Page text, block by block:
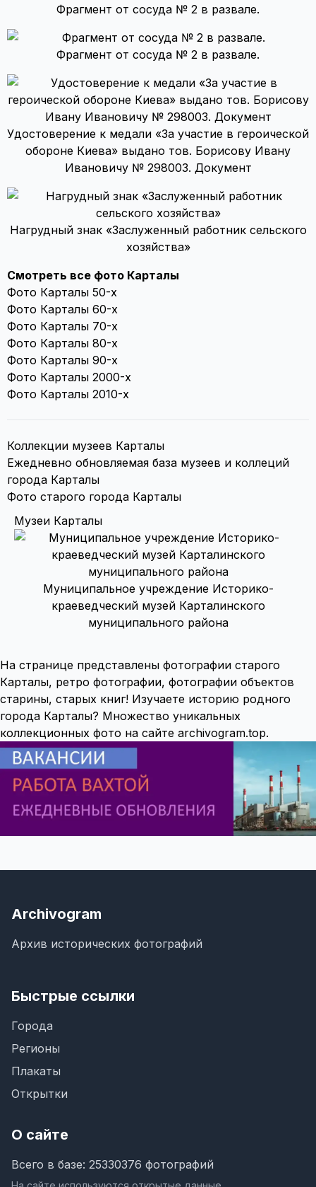
Фрагмент от сосуда № 2 в развале.
Фрагмент от сосуда № 2 в развале.
Удостоверение к медали «За участие в героической
обороне Киева» выдано тов. Борисову Ивану
Ивановичу № 298003. Документ
Нагрудный знак «Заслуженный работник сельского
хозяйства»
Смотреть все фото Карталы
Фото Карталы 50-х
Фото Карталы 60-х
Фото Карталы 70-х
Фото Карталы 80-х
Фото Карталы 90-х
Фото Карталы 2000-х
Фото Карталы 2010-х
Коллекции музеев Карталы
Ежедневно обновляемая база музеев и коллеций
города Карталы
Фото старого города Карталы
Музеи Карталы
Муниципальное учреждение Историко-
краеведческий музей Карталинского
муниципального района
На странице представлены фотографии старого
Карталы, ретро фотографии, фотографии объектов
старины, старых книг! Изучаете историю родного
города Карталы? Множество уникальных
коллекционных фото на сайте archivogram.top.
Archivogram
Архив исторических фотографий
Быстрые ссылки
Города
Регионы
Плакаты
Открытки
О сайте
Всего в базе: 25330376 фотографий